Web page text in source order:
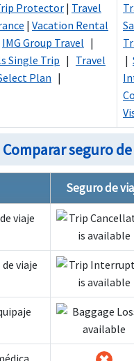
Protector | Travel
| Vacation Rental
IMG Group Travel |
Single Trip | Travel
Plan |
|
Comparar seguro
Seguro de
viaje
viaje